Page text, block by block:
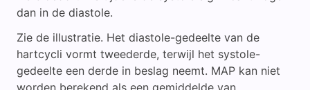
dan in de diastole.
Zie de illustratie. Het diastole-gedeelte van de
hartcycli vormt tweederde, terwijl het systole-
gedeelte een derde in beslag neemt. MAP kan niet